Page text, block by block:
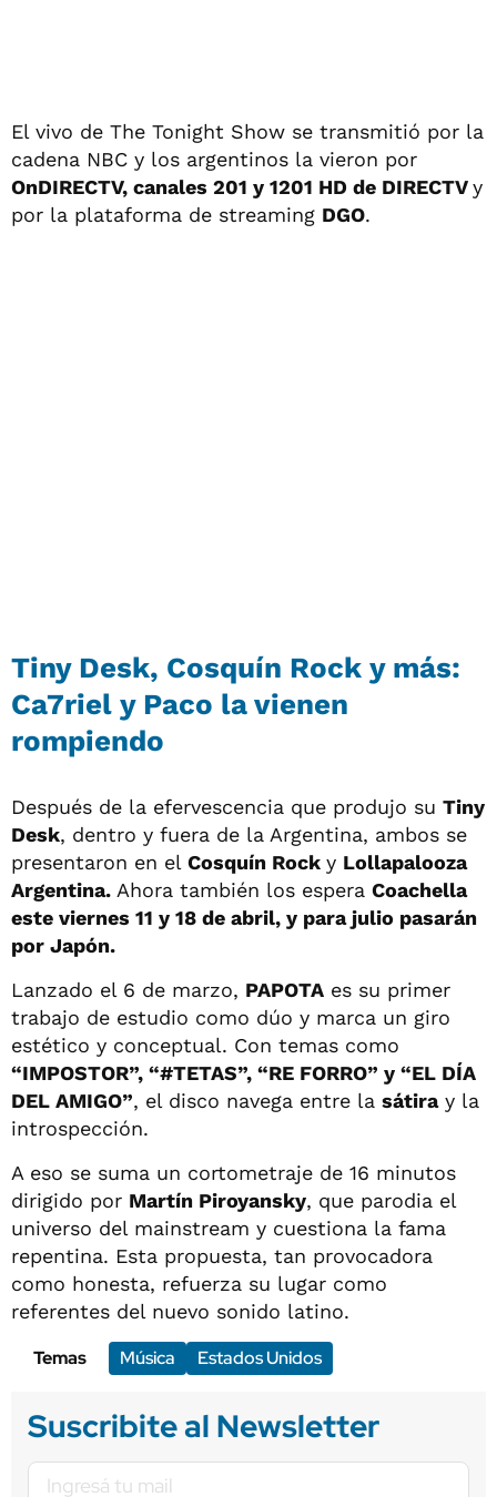
El vivo de The Tonight Show se transmitió por la
cadena NBC y los argentinos la vieron por
OnDIRECTV, canales 201 y 1201 HD de DIRECTVy
por la plataforma de streaming DGO.
Tiny Desk, Cosquín Rock y más:
Ca7riel y Paco la vienen
rompiendo
Después de la efervescencia que produjo su Tiny
Desk, dentro y fuera de la Argentina, ambos se
presentaron en el Cosquín Rock y Lollapalooza
Argentina. Ahora también los espera Coachella
este viernes 11 y 18 de abril, y para julio pasarán
por Japón.
Lanzado el 6 de marzo, PAPOTA es su primer
trabajo de estudio como dúo y marca un giro
estético y conceptual. Con temas como
“IMPOSTOR”, “#TETAS”, “RE FORRO” y “EL DÍA
DEL AMIGO”, el disco navega entre la sátiray la
introspección.
A eso se suma un cortometraje de 16 minutos
dirigido por Martín Piroyansky, que parodia el
universo del mainstream y cuestiona la fama
repentina. Esta propuesta, tan provocadora
como honesta, refuerza su lugar como
referentes del nuevo sonido latino.
Temas
Música Estados Unidos
Suscribite al Newsletter